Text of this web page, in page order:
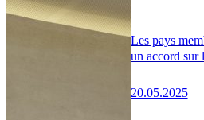
Les pays
un accord sur
20.05.2025